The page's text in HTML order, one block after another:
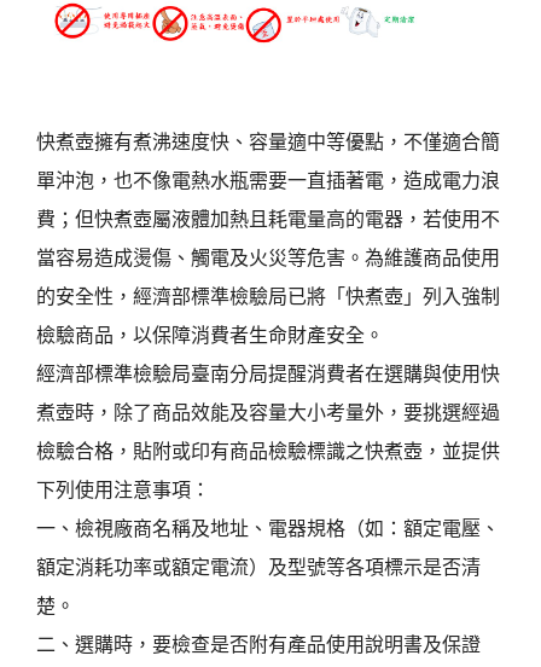
快煮壺擁有煮沸速度快、容量適中等優點，不僅適合簡
單沖泡，也不像電熱水瓶需要一直插著電，造成電力浪
費；但快煮壺屬液體加熱且耗電量高的電器，若使用不
當容易造成燙傷、觸電及火災等危害。為維護商品使用
的安全性，經濟部標準檢驗局已將「快煮壺」列入強制
檢驗商品，以保障消費者生命財產安全。
經濟部標準檢驗局臺南分局提醒消費者在選購與使用快
煮壺時，除了商品效能及容量大小考量外，要挑選經過
檢驗合格，貼附或印有商品檢驗標識之快煮壺，並提供
下列使用注意事項：
一、檢視廠商名稱及地址、電器規格（如：額定電壓、
額定消耗功率或額定電流）及型號等各項標示是否清
楚。
二、選購時，要檢查是否附有產品使用說明書及保證